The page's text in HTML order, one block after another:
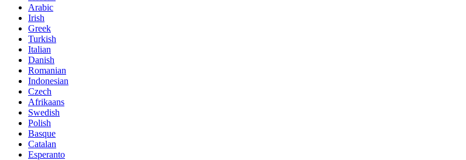
Arabic
Irish
Greek
Turkish
Italian
Danish
Romanian
Indonesian
Czech
Afrikaans
Swedish
Polish
Basque
Catalan
Esperanto